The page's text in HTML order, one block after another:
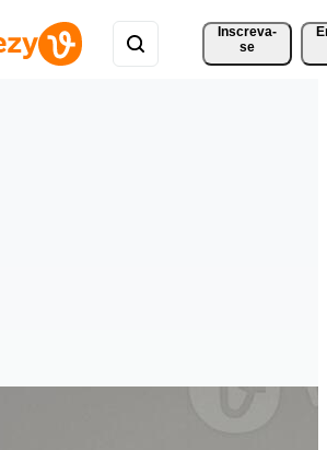
Inscreva-
se